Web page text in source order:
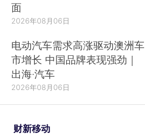
面
2026年08月06日
电动汽车需求高涨驱动澳洲车
市增长 中国品牌表现强劲｜
出海·汽车
2026年08月06日
财新移动